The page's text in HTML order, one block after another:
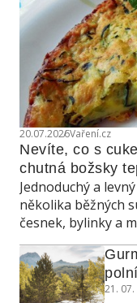
20.07.2026Vaření.cz
Nevíte, co s
chutná božsky
Jednoduchý a
několika běžných
česnek, bylinky a
21.